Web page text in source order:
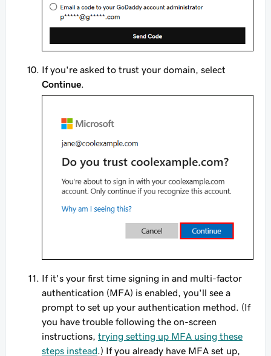
If you're asked to trust your domain, select
Continue.
If it's your first time signing in and multi-factor
authentication (MFA) is enabled, you'll see a
prompt to set up your authentication method. (If
you have trouble following the on-screen
instructions, trying setting up MFA using these
steps instead .) If you already have MFA set up,